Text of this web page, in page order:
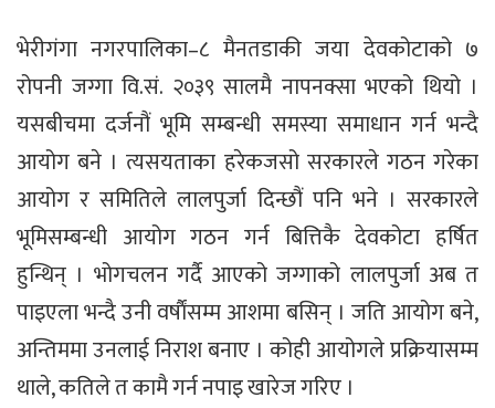
भेरीगंगा नगरपालिका–८ मैनतडाकी जया देवकोटाको ७
रोपनी जग्गा वि.सं. २०३९ सालमै नापनक्सा भएको थियो ।
यसबीचमा दर्जनौं भूमि सम्बन्धी समस्या समाधान गर्न भन्दै
आयोग बने । त्यसयताका हरेकजसो सरकारले गठन गरेका
आयोग र समितिले लालपुर्जा दिन्छौं पनि भने । सरकारले
भूमिसम्बन्धी आयोग गठन गर्न बित्तिकै देवकोटा हर्षित
हुन्थिन् । भोगचलन गर्दै आएको जग्गाको लालपुर्जा अब त
पाइएला भन्दै उनी वर्षाैंसम्म आशमा बसिन् । जति आयोग बने,
अन्तिममा उनलाई निराश बनाए । कोही आयोगले प्रक्रियासम्म
थाले, कतिले त कामै गर्न नपाइ खारेज गरिए ।